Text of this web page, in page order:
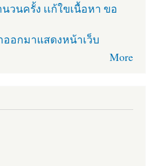
นครั้ง เเก้ใขเนื้อหา ขอ
อกมาแสดงหน้าเว็บ
More